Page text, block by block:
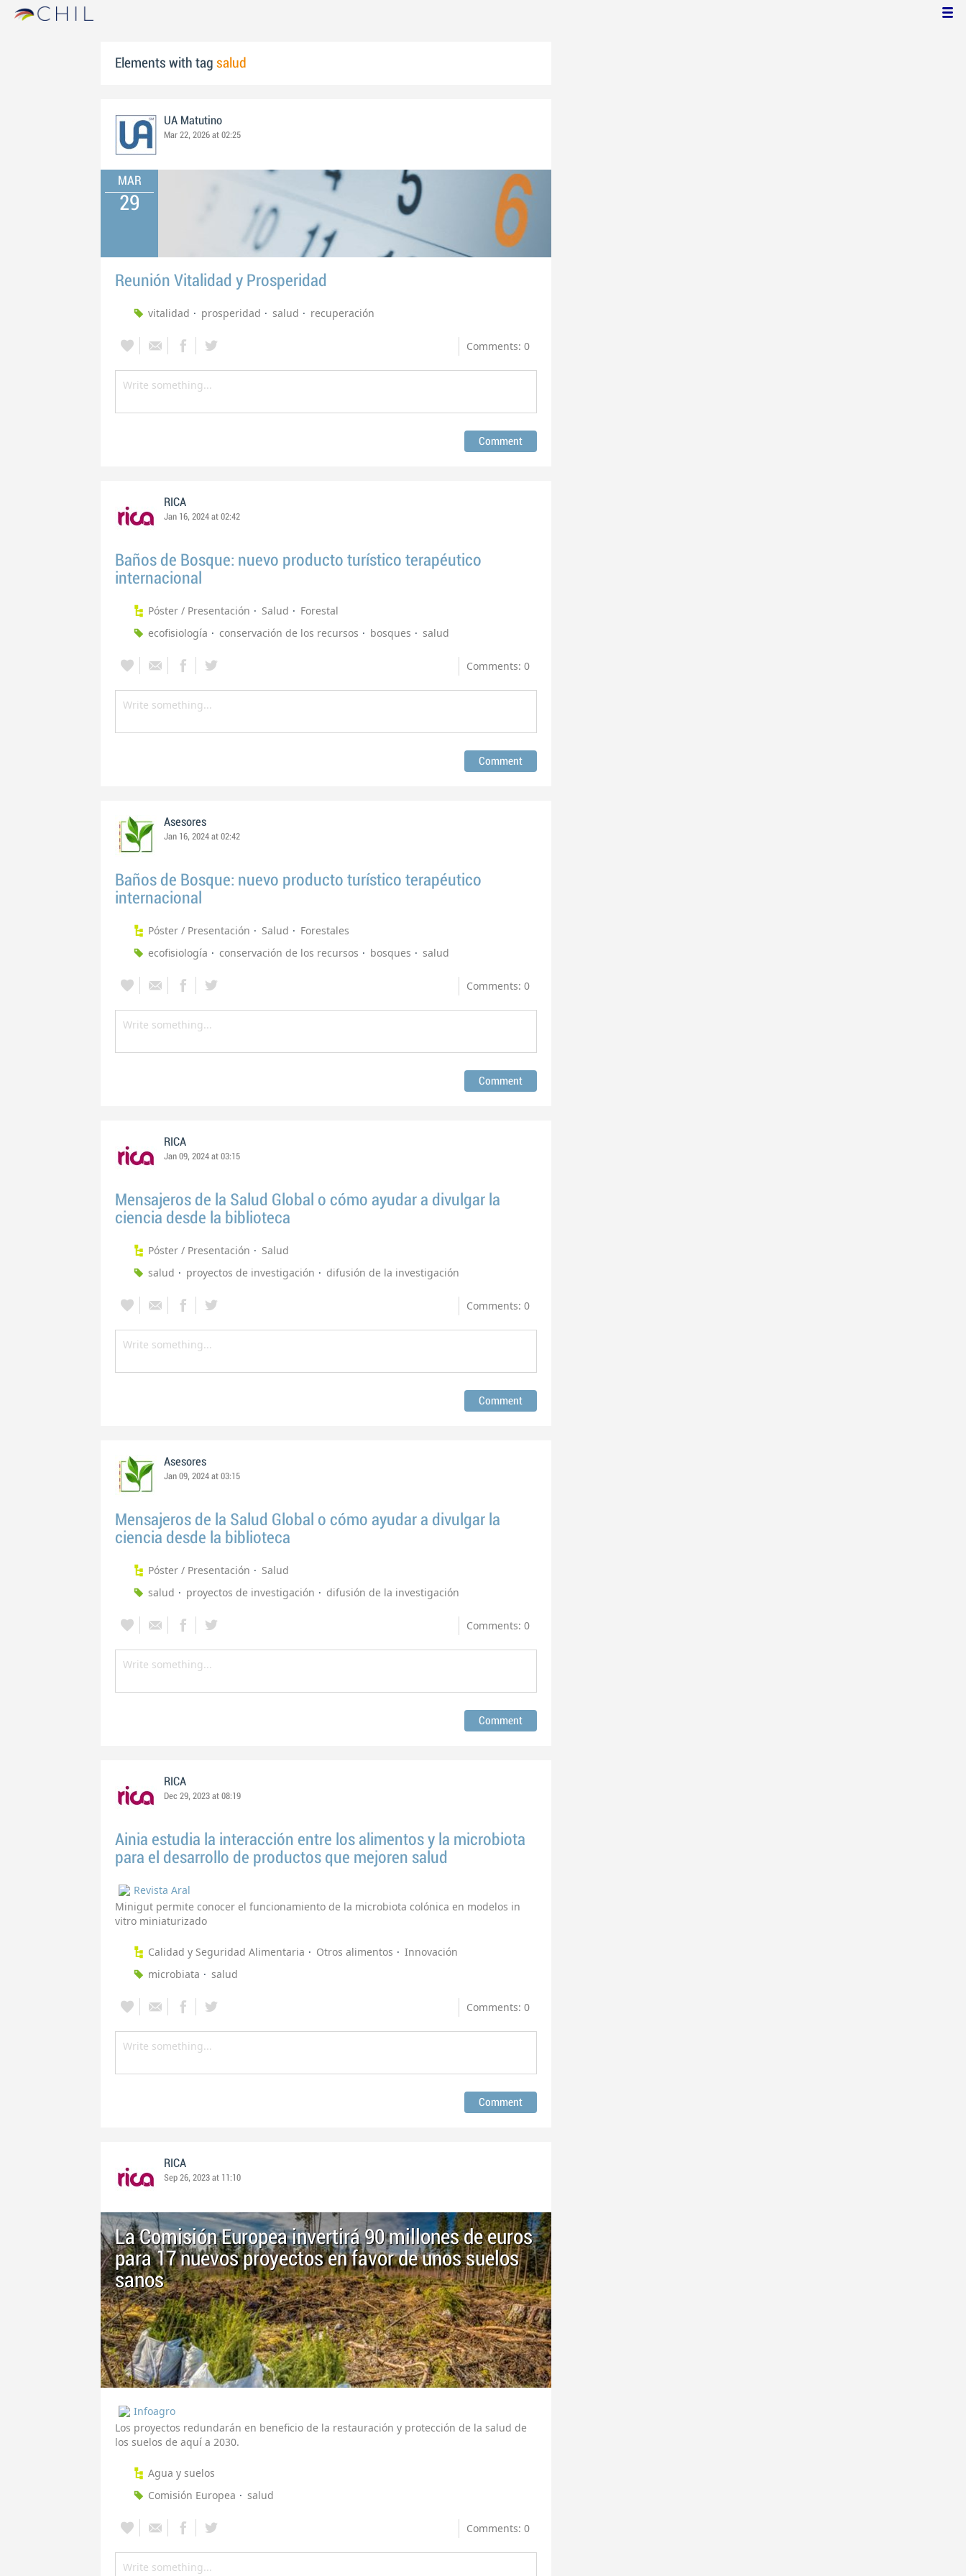
Elements with tag salud
UA Matutino
Mar 22, 2026 at 02:25
MAR
29
Reunión Vitalidad y Prosperidad
vitalidad prosperidad salud recuperación
Comments: 0
RICA
Jan 16, 2024 at 02:42
Baños de Bosque: nuevo producto turístico terapéutico
internacional
Póster / Presentación Salud
Forestal
ecofisiología
conservación de los recursos bosques salud
Comments: 0
Asesores
Jan 16, 2024 at 02:42
Baños de Bosque: nuevo producto turístico terapéutico
internacional
Póster / Presentación Salud
Forestales
ecofisiología
conservación de los recursos bosques salud
Comments: 0
RICA
Jan 09, 2024 at 03:15
Mensajeros de la Salud Global o cómo ayudar a divulgar la
ciencia desde la biblioteca
Póster / Presentación
Salud
salud
proyectos de investigación difusión de la investigación
Comments: 0
Asesores
Jan 09, 2024 at 03:15
Mensajeros de la Salud Global o cómo ayudar a divulgar la
ciencia desde la biblioteca
Póster / Presentación
Salud
salud
proyectos de investigación difusión de la investigación
Comments: 0
RICA
Dec 29, 2023 at 08:19
Ainia estudia la interacción entre los alimentos y la microbiota
para el desarrollo de productos que mejoren salud
Revista Aral
Minigut permite conocer el funcionamiento de la microbiota colónica en modelos in
vitro miniaturizado
Calidad y Seguridad Alimentaria Otros alimentos
Innovación
microbiata
salud
Comments: 0
RICA
Sep 26, 2023 at 11:10
La Comisión Europea invertirá 90 millones de euros
para 17 nuevos proyectos en favor de unos suelos
sanos
Infoagro
Los proyectos redundarán en beneficio de la restauración y protección de la salud de
los suelos de aquí a 2030.
Agua y suelos
Comisión Europea
salud
Comments: 0